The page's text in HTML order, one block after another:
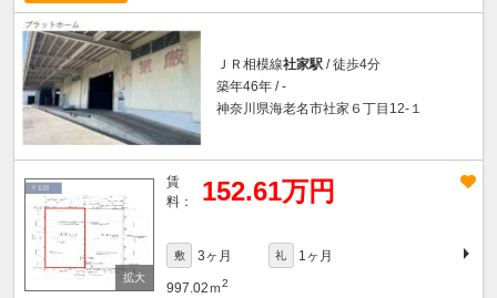
ＪＲ相模線社家駅 / 徒歩4分
築年46年 / -
神奈川県海老名市社家６丁目12-１
賃
料：
152.61万円
敷 3ヶ月 礼 1ヶ月
997.02ｍ2